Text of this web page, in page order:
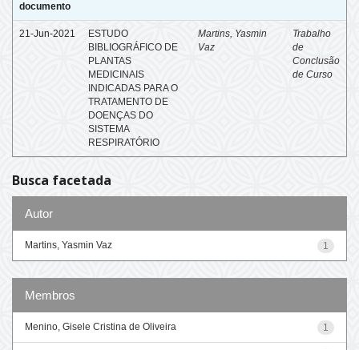
documento
21-Jun-2021
ESTUDO
BIBLIOGRÁFICO DE
PLANTAS
MEDICINAIS
INDICADAS PARA O
TRATAMENTO DE
DOENÇAS DO
SISTEMA
RESPIRATÓRIO
Martins, Yasmin
Vaz
Trabalho
de
Conclusão
de Curso
Busca facetada
Autor
1
Martins, Yasmin Vaz
Membros
1
Menino, Gisele Cristina de Oliveira